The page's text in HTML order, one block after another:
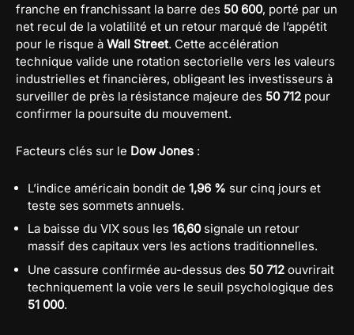
franche en franchissant la barre des 50 600, porté par un
net recul de la volatilité et un retour marqué de l’appétit
pour le risque à Wall Street. Cette accélération
technique valide une rotation sectorielle vers les valeurs
industrielles et financières, obligeant les investisseurs à
surveiller de près la résistance majeure des 50 712 pour
confirmer la poursuite du mouvement.
Facteurs clés sur le Dow Jones :
L’indice américain bondit de 1,96 % sur cinq jours et
teste ses sommets annuels.
La baisse du VIX sous les 16,60 signale un retour
massif des capitaux vers les actions traditionnelles.
Une cassure confirmée au-dessus des 50 712 ouvrirait
techniquement la voie vers le seuil psychologique des
51 000.